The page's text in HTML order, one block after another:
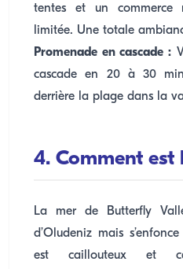
tentes et un commerce
limitée. Une totale
Promenade en cascade :
cascade en 20 à 30
derrière la plage dans la
4. Comment est
La mer de Butterfly
d’Oludeniz mais
est caillouteux et